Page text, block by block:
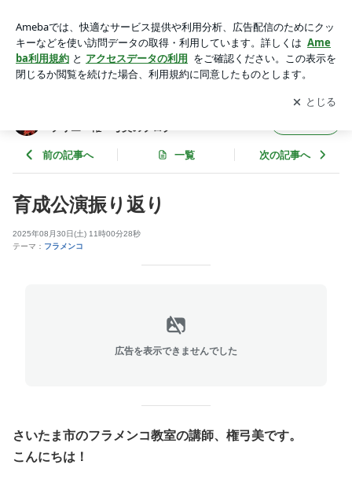
オプリエ 権 弓美のブログ
アプリをダウンロードして ブログの更新通知
を受け取りまし
ょう。
開く
プリエ 権 弓美のブログ
前の記事へ 一覧 次の記事へ
育成公演振り返り
2025年08月30日(土) 11時00分28秒
テーマ： フラメンコ
広告を表示できませんでした
さいたま市のフラメンコ教室の講師、権弓美です。
こんにちは！